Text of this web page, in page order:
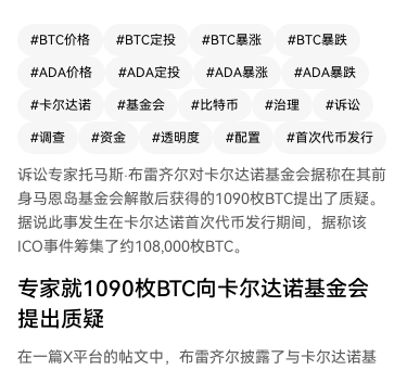
创始人查尔斯·霍斯金森等人曾参与其中。他强
达诺的首次代币发行已经启动，而当时的发行条款
中提及的“基金会”唯一指向马恩岛实体。 专家进
益流向了关联的营利性开发实体。他质疑，当同一
批人既管理基金会又控制主要受益实体时，如何确
保对ICO参与者的公平性，相关利益冲突是否经过
披露与独立审查。 布雷齐尔澄清其目的并非指控
投资者保护机制的答案。截至发稿时，ADA价格约
为0.16美元，日内下跌超4%。
#BTC价格 #BTC定投 #BTC暴涨 #BTC暴跌
#ADA价格 #ADA定投 #ADA暴涨 #ADA暴跌
#卡尔达诺 #基金会 #比特币 #治理 #诉讼
#调查 #资金 #透明度 #配置 #首次代币发行
诉讼专家托马斯·布雷齐尔对卡尔达诺基金会据称在其前
身马恩岛基金会解散后获得的1090枚BTC提出了质疑。
据说此事发生在卡尔达诺首次代币发行期间，据称该
ICO事件筹集了约108,000枚BTC。
专家就1090枚BTC向卡尔达诺基金会
提出质疑
在一篇X平台的帖文中，布雷齐尔披露了与卡尔达诺基